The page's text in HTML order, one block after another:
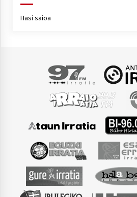
Hasi saioa